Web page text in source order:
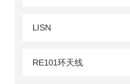
LISN
RE101环天线